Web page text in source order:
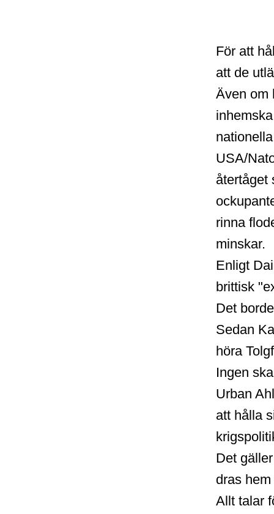
För att
att de
Även om
USA/
återtåget
rinna
minskar.
Enligt
brittisk
Det
Sedan
höra
Ingen
Urban
att hålla
Det
dras
Allt talar